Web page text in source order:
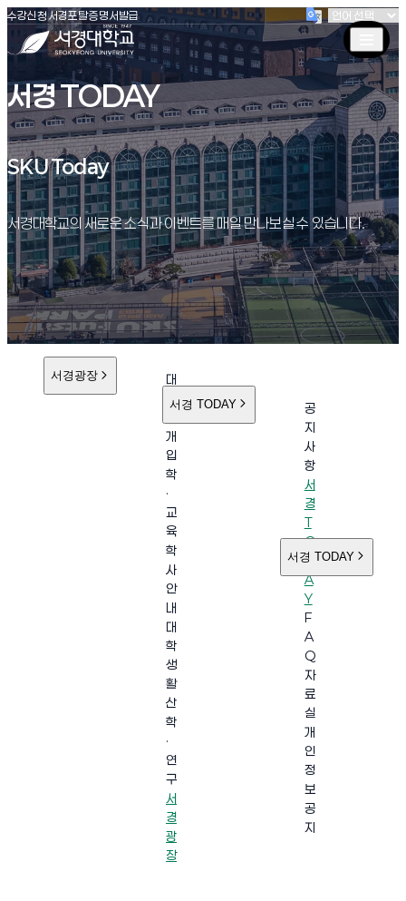
서경대학교
수강신청(새창 열림)
서경포탈(새창 열림)
증명서발급(새창 열림)
서경 TODAY
SKU Today
SKU Today
서경대학교의 새로운 소식과 이벤트를 매일 만나보실 수 있습니다.
서경광장
대
학
개
입
학
·
교
육
학
사
안
내
대
학
생
활
산
학
·
연
구
서
경
광
장
서경 TODAY
공
지
사
항
서
경
T
O
D
A
Y
F
A
Q
자
료
실
개
인
정
보
공
지
서경 TODAY